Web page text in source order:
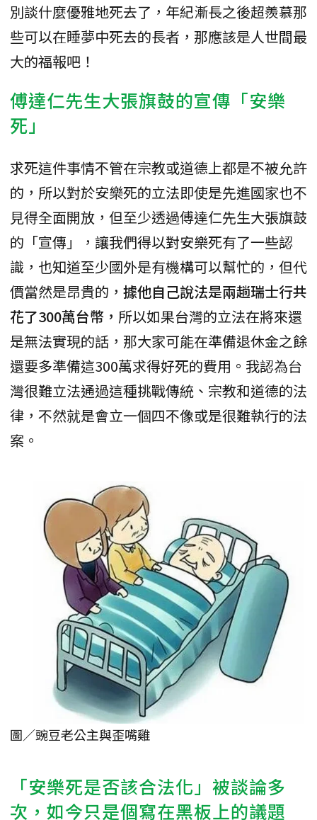
別談什麼優雅地死去了，年紀漸長之後超羨慕那
些可以在睡夢中死去的長者，那應該是人世間最
大的福報吧！
傅達仁先生大張旗鼓的宣傳「安樂
死」
求死這件事情不管在宗教或道德上都是不被允許
的，所以對於安樂死的立法即使是先進國家也不
見得全面開放，但至少透過傅達仁先生大張旗鼓
的「宣傳」，讓我們得以對安樂死有了一些認
識，也知道至少國外是有機構可以幫忙的，但代
價當然是昂貴的， 據他自己說法是兩趟瑞士行共
花了300萬台幣， 所以如果台灣的立法在將來還
是無法實現的話，那大家可能在準備退休金之餘
還要多準備這300萬求得好死的費用。我認為台
灣很難立法通過這種挑戰傳統、宗教和道德的法
律，不然就是會立一個四不像或是很難執行的法
案。
圖／豌豆老公主與歪嘴雞
「安樂死是否該合法化」被談論多
次，如今只是個寫在黑板上的議題